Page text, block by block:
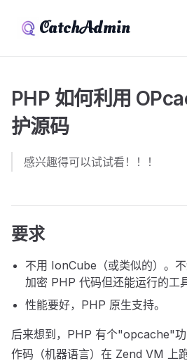
CatchAdmin
PHP 如何利用
护源码
感兴趣得可以试试看！！！
要求
不用 IonCube（或类似的）。
加密 PHP 代码但还能运行的工
性能要好，PHP 原生支持。
后来想到，PHP 有个"opcache"
作码（机器语言）在 Zend VM 上